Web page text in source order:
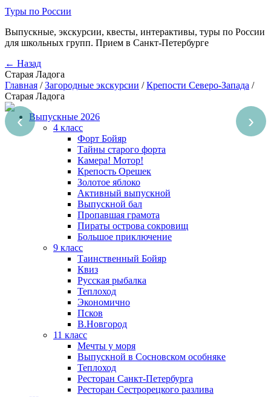
Туры по России
Выпускные, экскурсии, квесты, интерактивы, туры по России
для школьных групп. Прием в Санкт-Петербурге
← Назад
Старая Ладога
Главная / Загородные экскурсии / Крепости Северо-Запада /
Старая Ладога
‹ ›
Выпускные 2026
4 класс
Форт Бойяр
Тайны старого форта
Камера! Мотор!
Крепость Орешек
Золотое яблоко
Активный выпускной
Выпускной бал
Пропавшая грамота
Пираты острова сокровищ
Большое приключение
9 класс
Таинственный Бойяр
Квиз
Русская рыбалка
Теплоход
Экономично
Псков
В.Новгород
11 класс
Мечты у моря
Выпускной в Сосновском особняке
Теплоход
Ресторан Санкт-Петербурга
Ресторан Сестрорецкого разлива